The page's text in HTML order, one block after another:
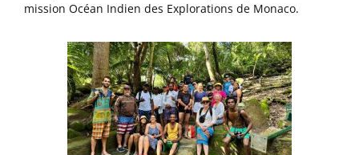
mission Océan Indien des Explorations de Monaco.